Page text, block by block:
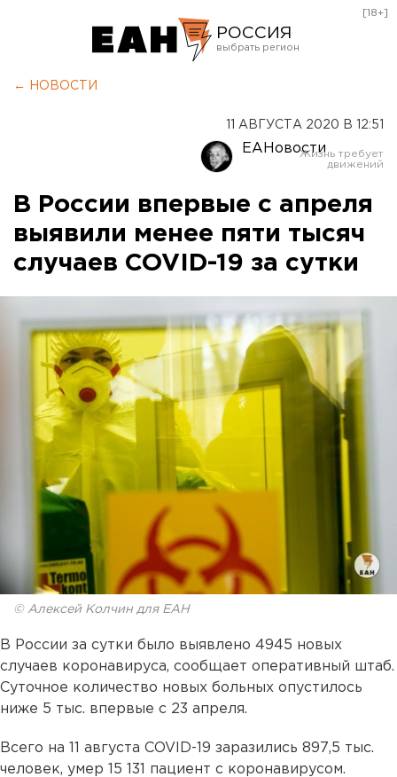
РОССИЯ
Оренбург
[18+]
← НОВОСТИ
11 АВГУСТА 2020 В 12:51
ЕАНовости
В России впервые с апреля
выявили менее пяти тысяч
случаев COVID-19 за сутки
© Алексей Колчин для ЕАН
В России за сутки было выявлено 4945 новых
случаев коронавируса, сообщает оперативный штаб.
Суточное количество новых больных опустилось
ниже 5 тыс. впервые с 23 апреля.
Всего на 11 августа COVID-19 заразились 897,5 тыс.
человек, умер 15 131 пациент с коронавирусом.